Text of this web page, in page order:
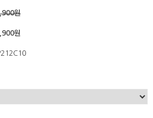
원
원